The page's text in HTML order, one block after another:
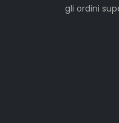
gli ordini